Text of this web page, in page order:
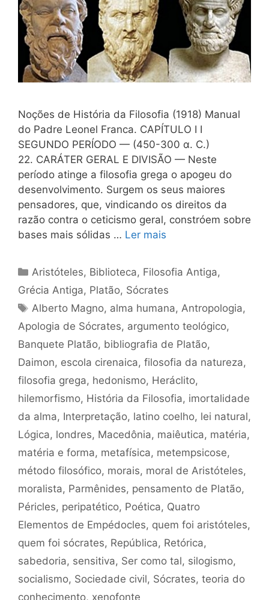
Noções de História da Filosofia (1918) Manual
do Padre Leonel Franca. CAPÍTULO I I
SEGUNDO PERÍODO — (450-300 α. C.)
22. CARÁTER GERAL Ε DIVISÃO — Neste
período atinge a filosofia grega o apogeu do
desenvolvimento. Surgem os seus maiores
pensadores, que, vindicando os direitos da
razão contra o ceticismo geral, constróem sobre
bases mais sólidas … Ler mais
Categorias
Aristóteles, Biblioteca, Filosofia Antiga,
Grécia Antiga, Platão, Sócrates
Tags
Alberto Magno, alma humana, Antropologia,
Apologia de Sócrates, argumento teológico,
Banquete Platão, bibliografia de Platão,
Daimon, escola cirenaica, filosofia da natureza,
filosofia grega, hedonismo, Heráclito,
hilemorfismo, História da Filosofia, imortalidade
da alma, Interpretação, latino coelho, lei natural,
Lógica, londres, Macedônia, maiêutica, matéria,
matéria e forma, metafísica, metempsicose,
método filosófico, morais, moral de Aristóteles,
moralista, Parmênides, pensamento de Platão,
Péricles, peripatético, Poética, Quatro
Elementos de Empédocles, quem foi aristóteles,
quem foi sócrates, República, Retórica,
sabedoria, sensitiva, Ser como tal, silogismo,
socialismo, Sociedade civil, Sócrates, teoria do
conhecimento, xenofonte